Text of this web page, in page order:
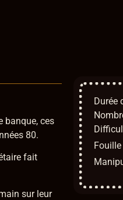
banque, ces
80.
fait
sur leur
Durée
Fouille